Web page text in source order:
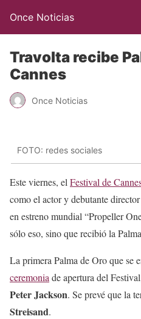
Once Noticias
Travolta recibe
Cannes
Once Noticias
FOTO: redes sociales
Este viernes, el Festival de
como el actor y debutante
en estreno mundial “Propeller
sólo eso, sino que recibió la
La primera Palma de Oro que se
ceremonia de apertura del
Peter Jackson. Se prevé que la
Streisand.